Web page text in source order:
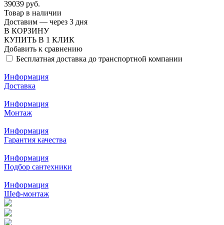
39039 руб.
Товар в наличии
Доставим — через 3 дня
В КОРЗИНУ
КУПИТЬ В 1 КЛИК
Добавить к сравнению
Бесплатная доставка до транспортной компании
Информация
Доставка
Информация
Монтаж
Информация
Гарантия качества
Информация
Подбор сантехники
Информация
Шеф-монтаж